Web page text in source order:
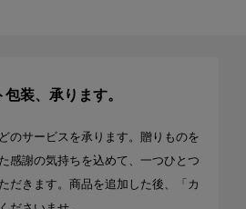
包装、承ります。
のサービスを承ります。贈りものを
感謝の気持ちを込めて、一つひとつ
だきます。商品を追加した後、「カ